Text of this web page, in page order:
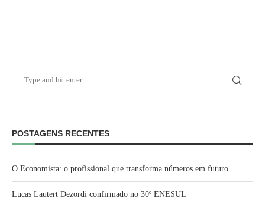
POSTAGENS RECENTES
O Economista: o profissional que transforma números em futuro
Lucas Lautert Dezordi confirmado no 30º ENESUL